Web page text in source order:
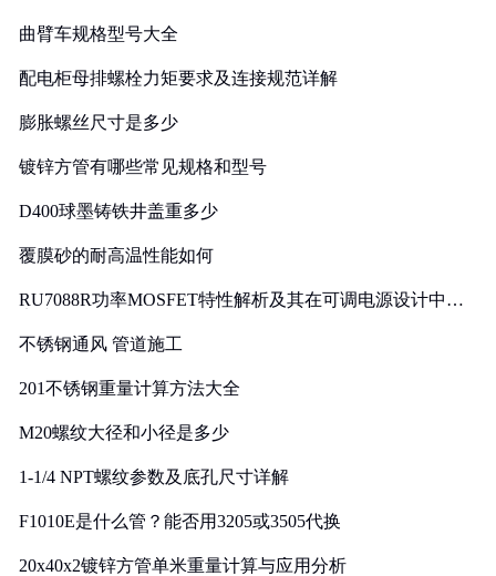
曲臂车规格型号大全
配电柜母排螺栓力矩要求及连接规范详解
膨胀螺丝尺寸是多少
镀锌方管有哪些常见规格和型号
D400球墨铸铁井盖重多少
覆膜砂的耐高温性能如何
RU7088R功率MOSFET特性解析及其在可调电源设计中的
不锈钢通风 管道施工
201不锈钢重量计算方法大全
M20螺纹大径和小径是多少
1-1/4 NPT螺纹参数及底孔尺寸详解
F1010E是什么管？能否用3205或3505代换
20x40x2镀锌方管单米重量计算与应用分析